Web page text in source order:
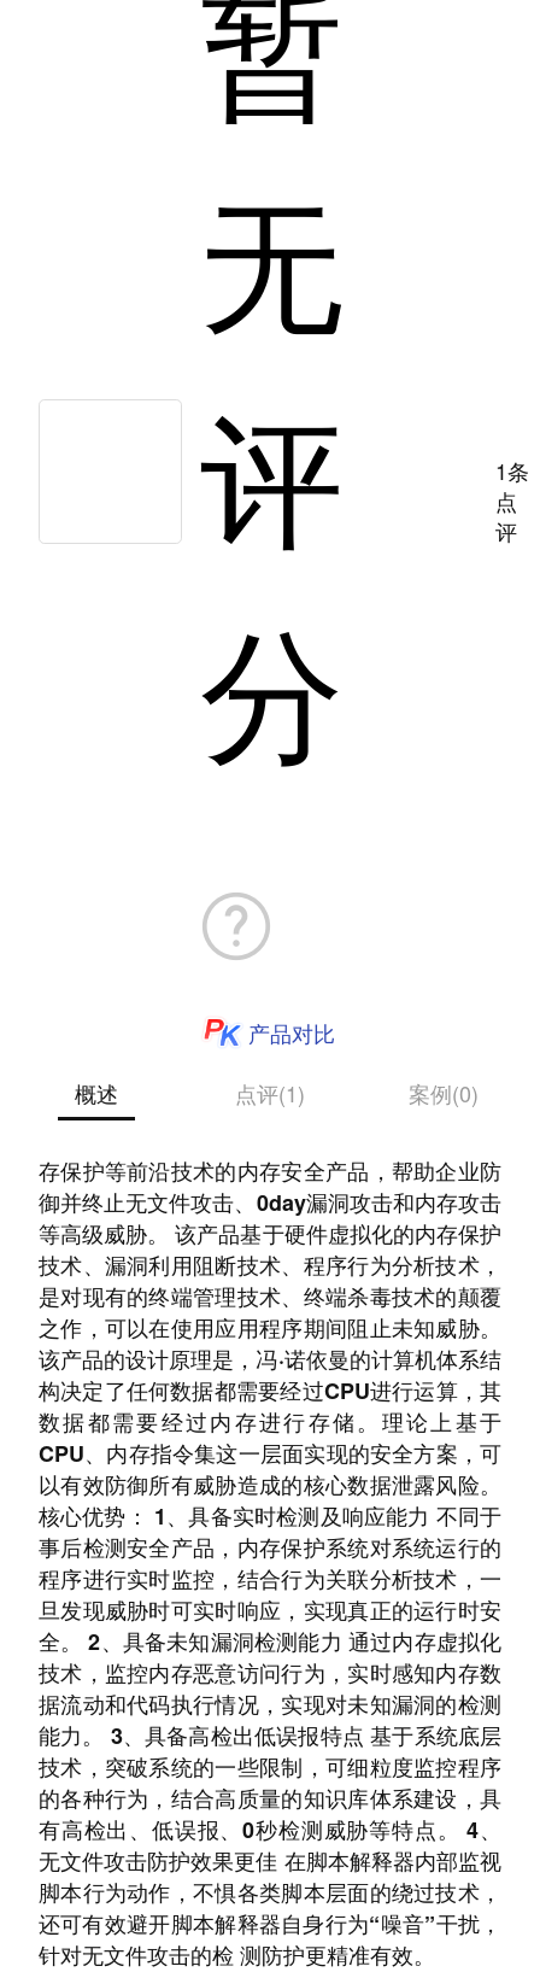
暂
无
评
分
1条
点
评
产品对比
概述
点评(1) 案例(0)
存保护等前沿技术的内存安全产品，帮助企业防
御并终止无文件攻击、0day漏洞攻击和内存攻击
等高级威胁。 该产品基于硬件虚拟化的内存保护
技术、漏洞利用阻断技术、程序行为分析技术，
是对现有的终端管理技术、终端杀毒技术的颠覆
之作，可以在使用应用程序期间阻止未知威胁。
该产品的设计原理是，冯·诺依曼的计算机体系结
构决定了任何数据都需要经过CPU进行运算，其
数据都需要经过内存进行存储。理论上基于
CPU、内存指令集这一层面实现的安全方案，可
以有效防御所有威胁造成的核心数据泄露风险。
核心优势： 1、具备实时检测及响应能力 不同于
事后检测安全产品，内存保护系统对系统运行的
程序进行实时监控，结合行为关联分析技术，一
旦发现威胁时可实时响应，实现真正的运行时安
全。 2、具备未知漏洞检测能力 通过内存虚拟化
技术，监控内存恶意访问行为，实时感知内存数
据流动和代码执行情况，实现对未知漏洞的检测
能力。 3、具备高检出低误报特点 基于系统底层
技术，突破系统的一些限制，可细粒度监控程序
的各种行为，结合高质量的知识库体系建设，具
有高检出、低误报、0秒检测威胁等特点。 4、
无文件攻击防护效果更佳 在脚本解释器内部监视
脚本行为动作，不惧各类脚本层面的绕过技术，
还可有效避开脚本解释器自身行为“噪音”干扰，
针对无文件攻击的检 测防护更精准有效。